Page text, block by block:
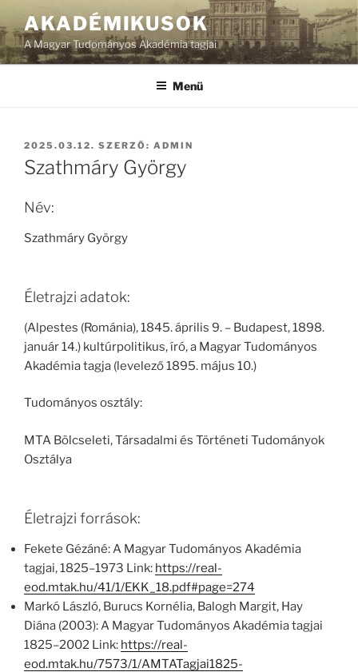
AKADÉMIKUSOK
A Magyar Tudományos Akadémia tagjai
Menü
BEKÜLDVE:
2025.03.12. SZERZŐ: ADMIN
Szathmáry György
Név:
Szathmáry György
Életrajzi adatok:
(Alpestes (Románia), 1845. április 9. – Budapest, 1898.
január 14.) kultúrpolitikus, író, a Magyar Tudományos
Akadémia tagja (levelező 1895. május 10.)
Tudományos osztály:
MTA Bölcseleti, Társadalmi és Történeti Tudományok
Osztálya
Életrajzi források:
Fekete Gézáné: A Magyar Tudományos Akadémia
tagjai, 1825–1973 Link: https://real-
eod.mtak.hu/41/1/EKK_18.pdf#page=274
Markó László, Burucs Kornélia, Balogh Margit, Hay
Diána (2003): A Magyar Tudományos Akadémia tagjai
1825–2002 Link: https://real-
eod.mtak.hu/7573/1/AMTATagjai1825-